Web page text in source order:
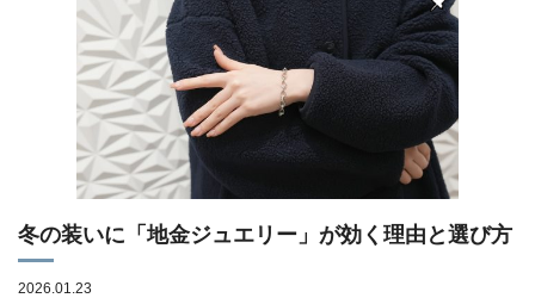
冬の装いに「地金ジュエリー」が効く理由と選び方
2026.01.23